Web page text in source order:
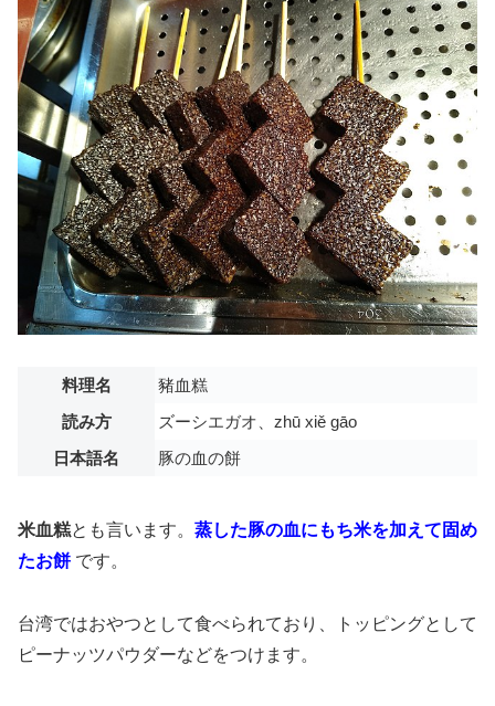
料理名
豬血糕
読み方
ズーシエガオ、zhū xiě gāo
日本語名
豚の血の餅
米血糕とも言います。 蒸した豚の血にもち米を加えて固め
たお餅 です。
台湾ではおやつとして食べられており、トッピングとして
ピーナッツパウダーなどをつけます。